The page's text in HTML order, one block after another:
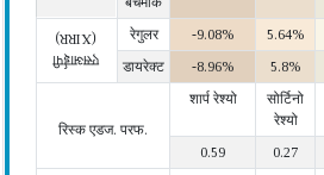
एसआईपी
(XIRR) रेगुलर -9.08% 5.64%
डायरेक्ट
-8.96% 5.8%
रिस्क एडज. परफ.
शार्प रेश्यो
सोर्टिनो
रेश्यो
0.59
0.27